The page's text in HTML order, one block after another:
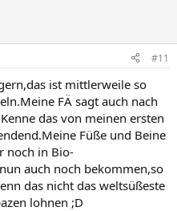
#11
ist mittlerweile so
FÄ sagt auch nach
das von meinen ersten
Füße und Beine
noch in Bio-
auch noch bekommen,so
das nicht das weltsüßeste
lohnen ;D